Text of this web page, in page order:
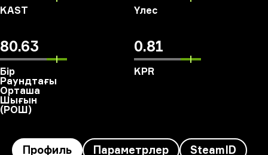
KAST Үлес
80.63
Бір
Раундтағы
Орташа
Шығын
(РОШ)
0.81
KPR
Профиль Параметрлер SteamID